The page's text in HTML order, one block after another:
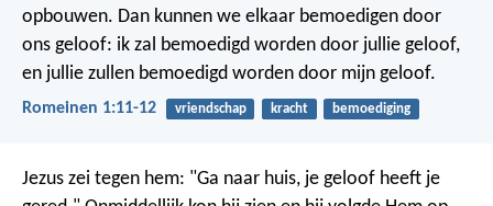
opbouwen. Dan kunnen we elkaar bemoedigen door
ons geloof: ik zal bemoedigd worden door jullie geloof,
en jullie zullen bemoedigd worden door mijn geloof.
Romeinen 1:11-12 vriendschap kracht bemoediging
Jezus zei tegen hem: "Ga naar huis, je geloof heeft je